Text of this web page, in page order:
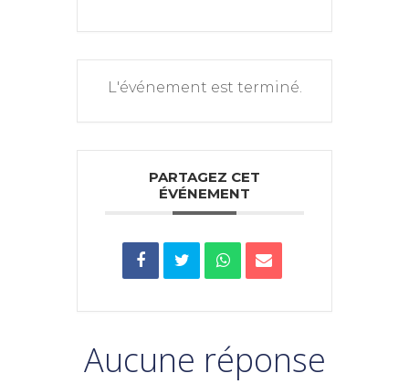
L'événement est terminé.
PARTAGEZ CET
ÉVÉNEMENT
Aucune réponse